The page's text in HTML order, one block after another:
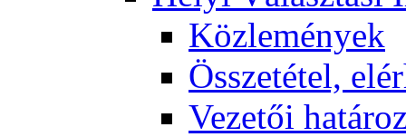
Közlemények
Összetétel,
Vezetői